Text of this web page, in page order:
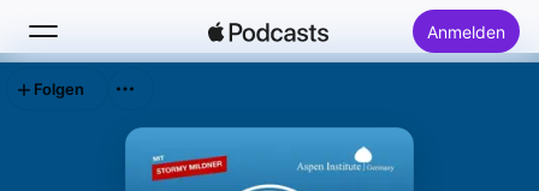
Anmelden
Folgen